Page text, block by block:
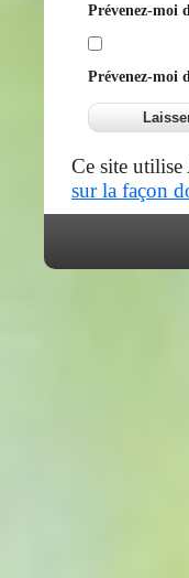
Prévenez-moi
Prévenez-moi
Ce site
sur la façon